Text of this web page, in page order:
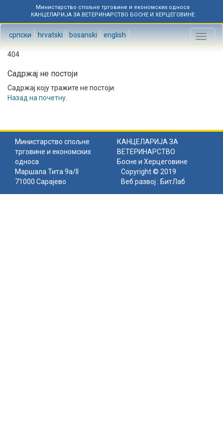
Министарство спољне трговине и економских односа
КАНЦЕЛАРИЈА ЗА ВЕТЕРИНАРСТВО БОСНЕ И ХЕРЦЕГОВИНЕ
српски hrvatski bosanski english
Toggle
404
Садржај не постоји
Садржај коју тражите не постоји.
Назад на почетну
Министарство спољне
трговине и економских
односа
КАНЦЕЛАРИЈА ЗА
ВЕТЕРИНАРСТВО
Босне и Херцеговине
Маршала Тита 9а/II
71000 Сарајево
Copyright © 2019
Веб развој : БитЛаб